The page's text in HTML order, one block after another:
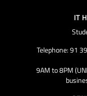
IT
Telephone: 91
9AM to 8PM